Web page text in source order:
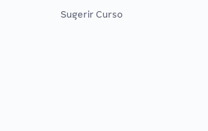
Sugerir Curso